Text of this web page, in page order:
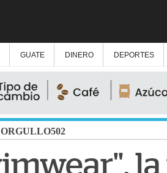
GUATE DINERO DEPORTES
ORGULLO502